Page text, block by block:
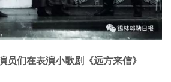
员们在表演小歌剧《远方来信》